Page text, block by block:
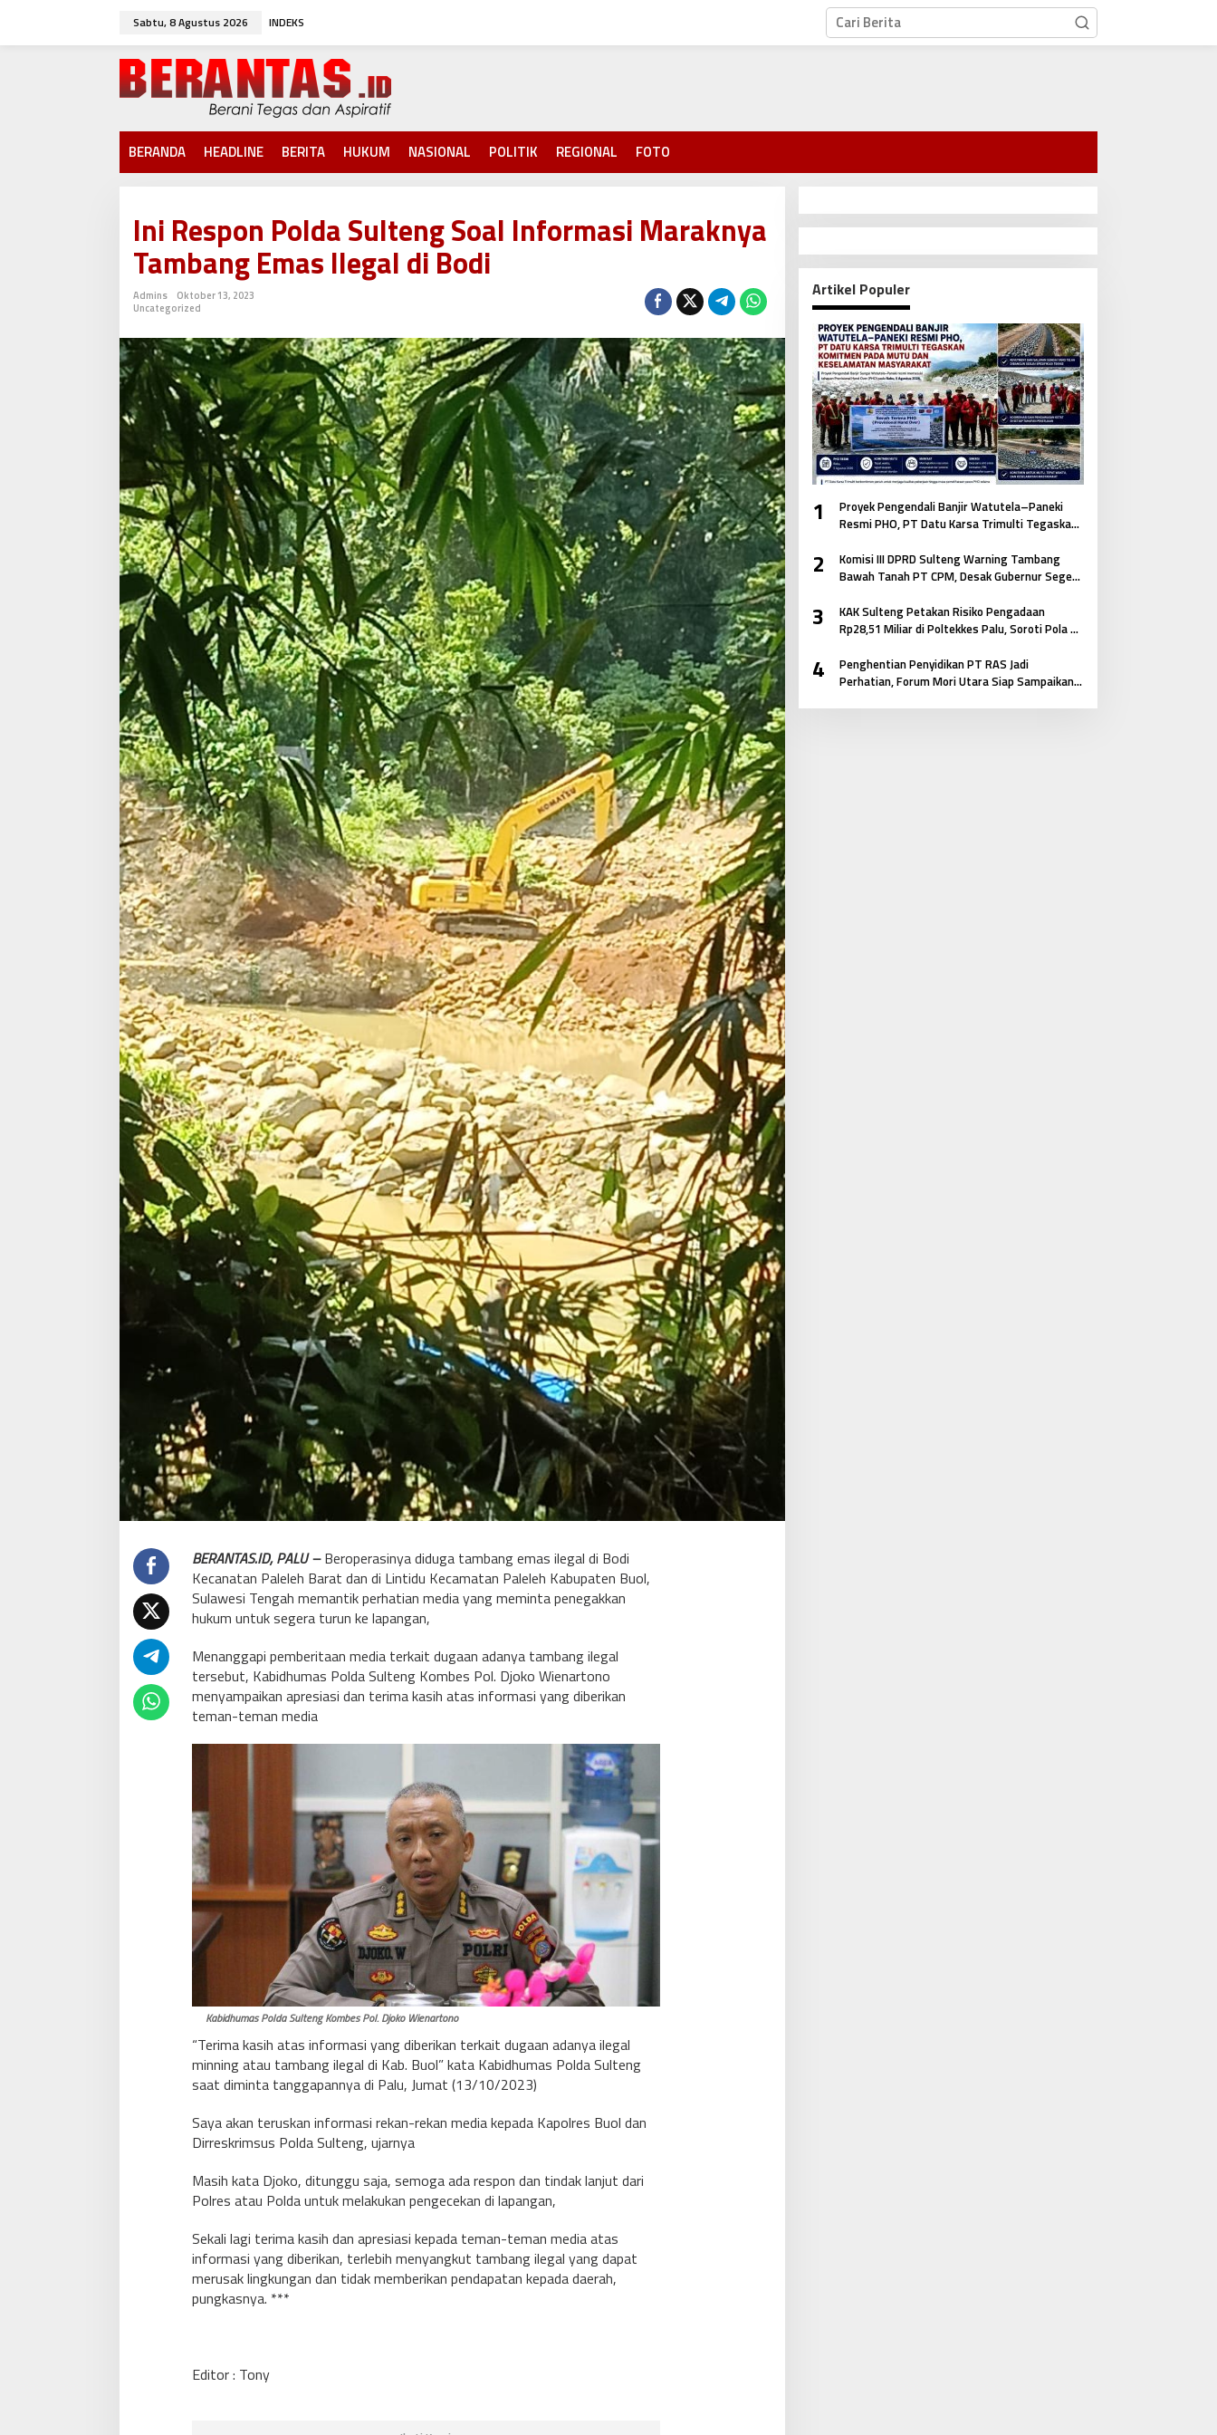
w
Sabtu, 8 Agustus 2026 INDEKS
BERANDA HEADLINE BERITA HUKUM NASIONAL POLITIK REGIONAL FOTO
Ini Respon Polda Sulteng Soal Informasi Maraknya
Tambang Emas Ilegal di Bodi
Admins
Oktober 13, 2023
Uncategorized
BERANTAS.ID, PALU – Beroperasinya diduga tambang emas ilegal di Bodi
Kecanatan Paleleh Barat dan di Lintidu Kecamatan Paleleh Kabupaten Buol,
Sulawesi Tengah memantik perhatian media yang meminta penegakkan
hukum untuk segera turun ke lapangan,
Menanggapi pemberitaan media terkait dugaan adanya tambang ilegal
tersebut, Kabidhumas Polda Sulteng Kombes Pol. Djoko Wienartono
menyampaikan apresiasi dan terima kasih atas informasi yang diberikan
teman-teman media
Kabidhumas Polda Sulteng Kombes Pol. Djoko Wienartono
“Terima kasih atas informasi yang diberikan terkait dugaan adanya ilegal
minning atau tambang ilegal di Kab. Buol” kata Kabidhumas Polda Sulteng
saat diminta tanggapannya di Palu, Jumat (13/10/2023)
Saya akan teruskan informasi rekan-rekan media kepada Kapolres Buol dan
Dirreskrimsus Polda Sulteng, ujarnya
Masih kata Djoko, ditunggu saja, semoga ada respon dan tindak lanjut dari
Polres atau Polda untuk melakukan pengecekan di lapangan,
Sekali lagi terima kasih dan apresiasi kepada teman-teman media atas
informasi yang diberikan, terlebih menyangkut tambang ilegal yang dapat
merusak lingkungan dan tidak memberikan pendapatan kepada daerah,
pungkasnya. ***
Editor : Tony
Artikel Populer
1
Proyek Pengendali Banjir Watutela–Paneki
Resmi PHO, PT Datu Karsa Trimulti Tegaskan
Masyarakat
2
Komisi III DPRD Sulteng Warning Tambang
Bawah Tanah PT CPM, Desak Gubernur Segera
3
KAK Sulteng Petakan Risiko Pengadaan
Rp28,51 Miliar di Poltekkes Palu, Soroti Pola E-
4
Penghentian Penyidikan PT RAS Jadi
Perhatian, Forum Mori Utara Siap Sampaikan